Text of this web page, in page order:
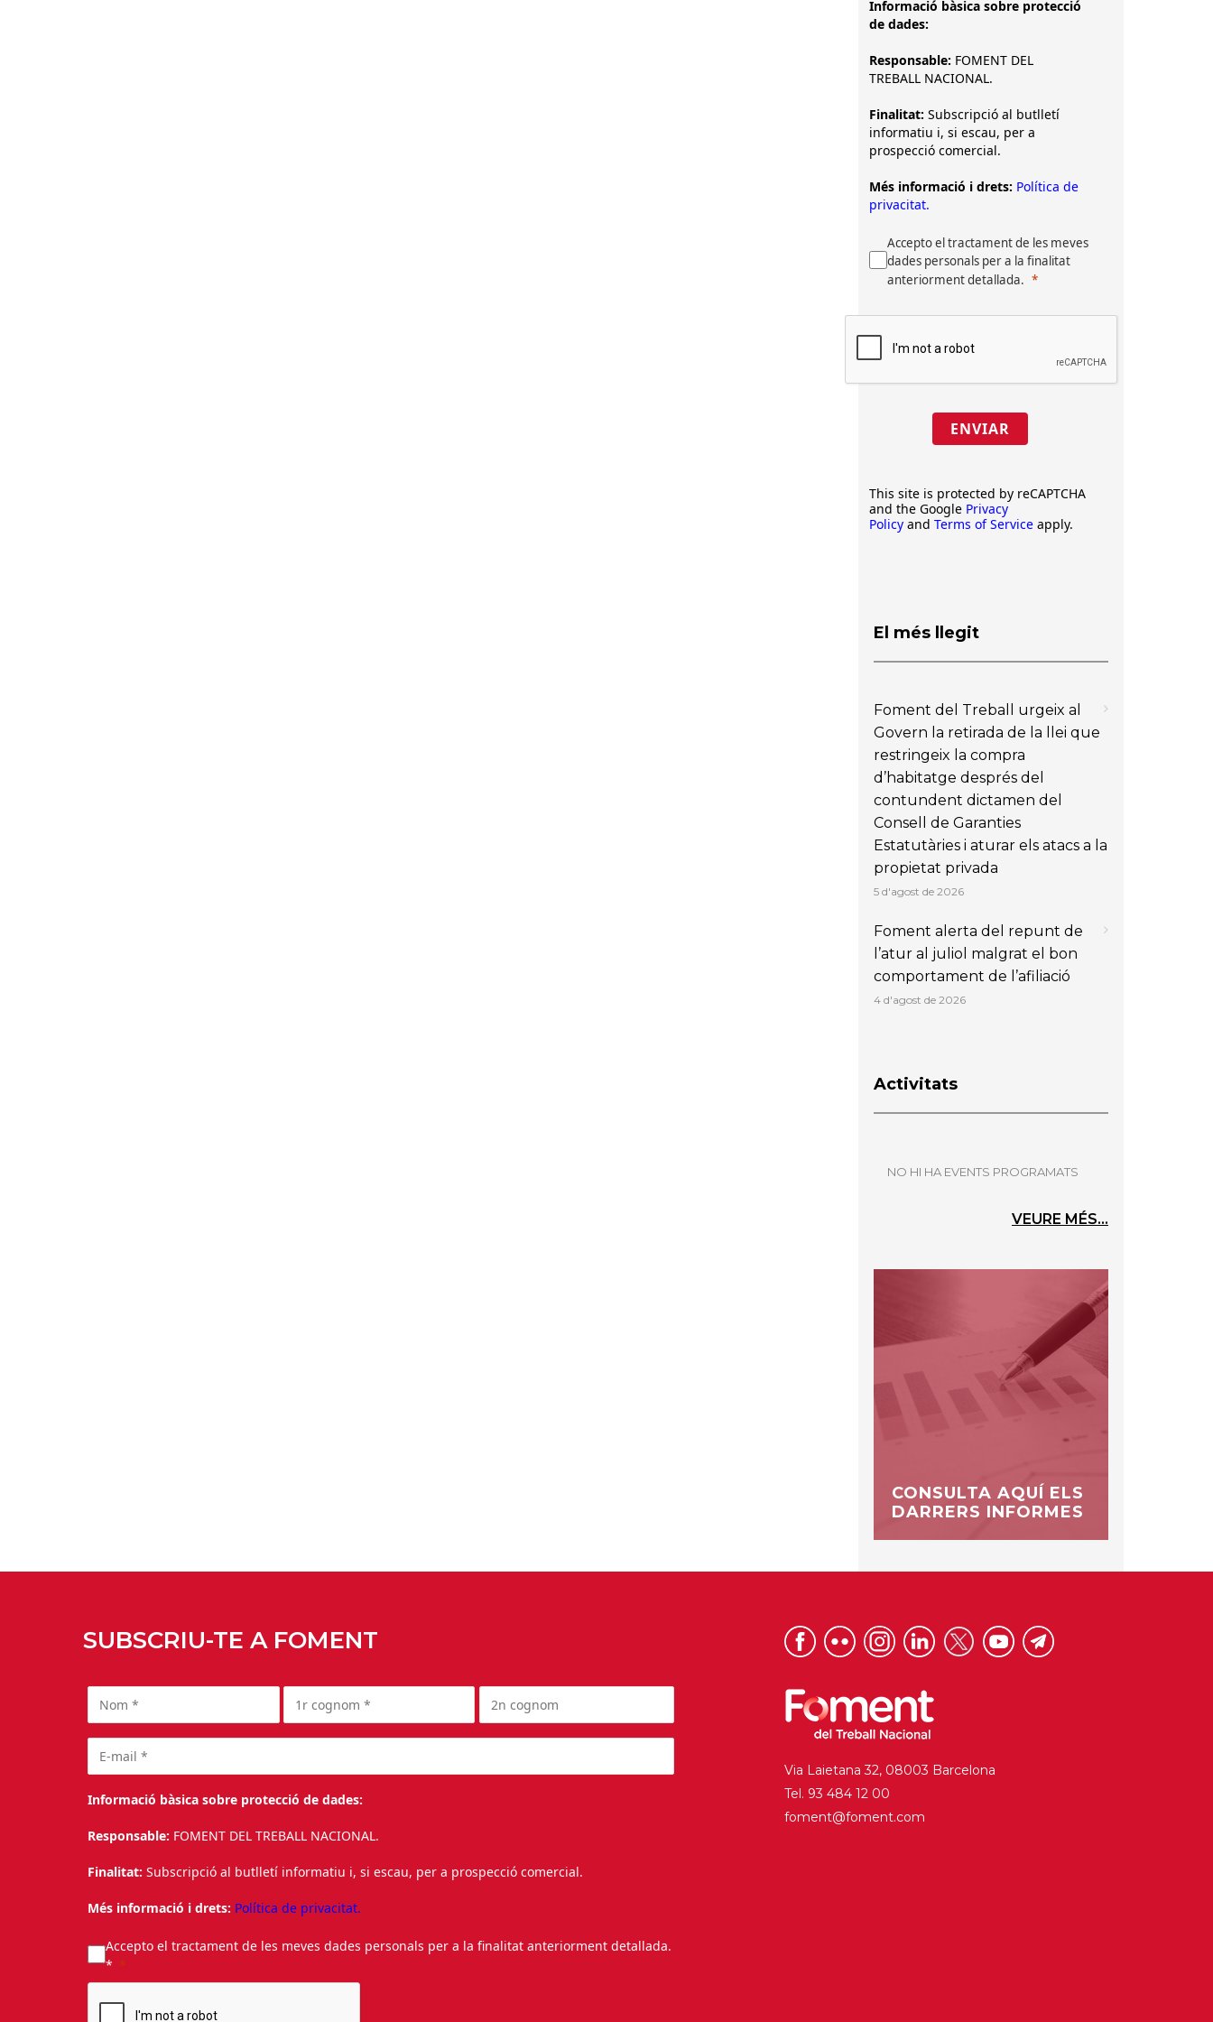
Informació bàsica sobre protecció
de dades:
Responsable: FOMENT DEL
TREBALL NACIONAL.
Finalitat: Subscripció al butlletí
informatiu i, si escau, per a
prospecció comercial.
Més informació i drets: Política de
privacitat.
Accepto el tractament de les meves
dades personals per a la finalitat
anteriorment detallada.
ENVIAR
This site is protected by reCAPTCHA
and the Google Privacy
Policy and Terms of Service apply.
El més llegit
Foment del Treball urgeix al
Govern la retirada de la llei que
restringeix la compra
d’habitatge després del
contundent dictamen del
Consell de Garanties
Estatutàries i aturar els atacs a la
propietat privada
5 d'agost de 2026
Foment alerta del repunt de
l’atur al juliol malgrat el bon
comportament de l’afiliació
4 d'agost de 2026
Activitats
NO HI HA EVENTS PROGRAMATS
VEURE MÉS...
CONSULTA AQUÍ ELS
DARRERS INFORMES
SUBSCRIU-TE A FOMENT
Informació bàsica sobre protecció de dades:
Responsable: FOMENT DEL TREBALL NACIONAL.
Finalitat: Subscripció al butlletí informatiu i, si escau, per a prospecció comercial.
Més informació i drets: Política de privacitat.
Accepto el tractament de les meves dades personals per a la finalitat anteriorment detallada.
*
Via Laietana 32, 08003 Barcelona
Tel. 93 484 12 00
foment@foment.com